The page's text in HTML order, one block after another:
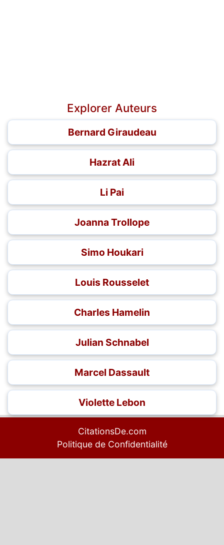
Explorer Auteurs
Bernard Giraudeau
Hazrat Ali
Li Pai
Joanna Trollope
Simo Houkari
Louis Rousselet
Charles Hamelin
Julian Schnabel
Marcel Dassault
Violette Lebon
CitationsDe.com
Politique de Confidentialité